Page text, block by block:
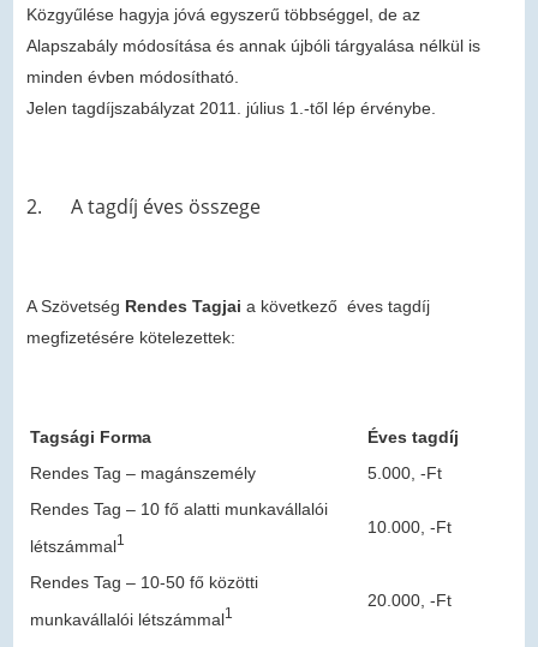
Közgyűlése hagyja jóvá egyszerű többséggel, de az
Alapszabály módosítása és annak újbóli tárgyalása nélkül is
minden évben módosítható.
Jelen tagdíjszabályzat 2011. július 1.-től lép érvénybe.
2. A tagdíj éves összege
A Szövetség Rendes Tagjai a következő éves tagdíj
megfizetésére kötelezettek:
Tagsági Forma
Éves tagdíj
Rendes Tag – magánszemély
5.000, -Ft
Rendes Tag – 10 fő alatti munkavállalói
létszámmal1
10.000, -Ft
Rendes Tag – 10-50 fő közötti
munkavállalói létszámmal1
20.000, -Ft